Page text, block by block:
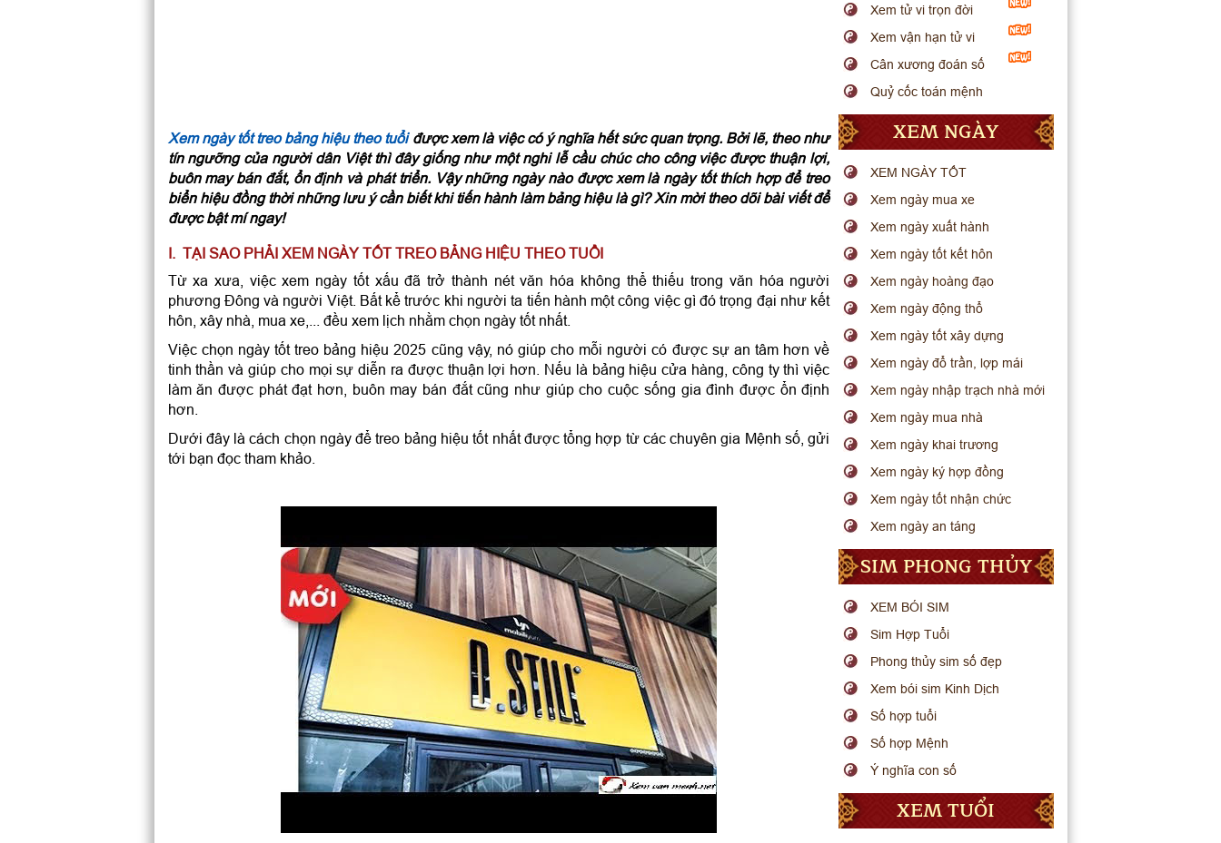
Xem ngày tốt treo bảng hiệu theo tuổiđược xem là việc có ý nghĩa hết sức quan trọng. Bởi lẽ, theo như
tín ngưỡng của người dân Việt thì đây giống như một nghi lễ cầu chúc cho công việc được thuận lợi,
buôn may bán đắt, ổn định và phát triển. Vậy những ngày nào được xem là ngày tốt thích hợp để treo
biển hiệu đồng thời những lưu ý cần biết khi tiến hành làm bảng hiệu là gì? Xin mời theo dõi bài viết để
được bật mí ngay!
I. TẠI SAO PHẢI XEM NGÀY TỐT TREO BẢNG HIỆU THEO TUỔI
Từ xa xưa, việc xem ngày tốt xấu đã trở thành nét văn hóa không thể thiếu trong văn hóa người
phương Đông và người Việt. Bất kể trước khi người ta tiến hành một công việc gì đó trọng đại như kết
hôn, xây nhà, mua xe,... đều xem lịch nhằm chọn ngày tốt nhất.
Việc chọn ngày tốt treo bảng hiệu 2025 cũng vậy, nó giúp cho mỗi người có được sự an tâm hơn về
tinh thần và giúp cho mọi sự diễn ra được thuận lợi hơn. Nếu là bảng hiệu cửa hàng, công ty thì việc
làm ăn được phát đạt hơn, buôn may bán đắt cũng như giúp cho cuộc sống gia đình được ổn định
hơn.
Dưới đây là cách chọn ngày để treo bảng hiệu tốt nhất được tổng hợp từ các chuyên gia Mệnh số, gửi
tới bạn đọc tham khảo.
Xem tử vi trọn đời
Xem vận hạn tử vi
Cân xương đoán số
Quỷ cốc toán mệnh
XEM NGÀY
XEM NGÀY TỐT
Xem ngày mua xe
Xem ngày xuất hành
Xem ngày tốt kết hôn
Xem ngày hoàng đạo
Xem ngày động thổ
Xem ngày tốt xây dựng
Xem ngày đổ trần, lợp mái
Xem ngày nhập trạch nhà mới
Xem ngày mua nhà
Xem ngày khai trương
Xem ngày ký hợp đồng
Xem ngày tốt nhận chức
Xem ngày an táng
SIM PHONG THỦY
XEM BÓI SIM
Sim Hợp Tuổi
Phong thủy sim số đẹp
Xem bói sim Kinh Dịch
Số hợp tuổi
Số hợp Mệnh
Ý nghĩa con số
XEM TUỔI